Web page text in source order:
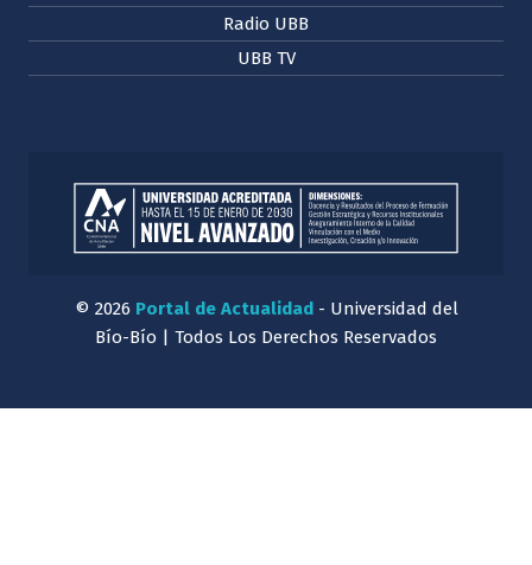
Radio UBB
UBB TV
© 2026 Portal de Actualidad- Universidad del
Bío-Bío | Todos Los Derechos Reservados